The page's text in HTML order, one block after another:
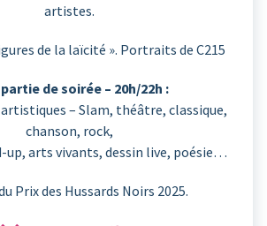
artistes.
de la laïcité ». Portraits de C215
de soirée – 20h/22h :
– Slam, théâtre, classique,
chanson, rock,
up, arts vivants, dessin live, poésie…
Prix des Hussards Noirs 2025.